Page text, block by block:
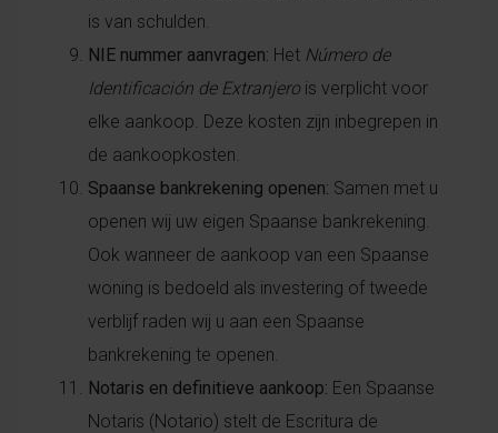
is van schulden.
NIE nummer aanvragen: Het Número de
Identificación de Extranjerois verplicht voor
elke aankoop. Deze kosten zijn inbegrepen in
de aankoopkosten.
Spaanse bankrekening openen: Samen met u
openen wij uw eigen Spaanse bankrekening.
Ook wanneer de aankoop van een Spaanse
woning is bedoeld als investering of tweede
verblijf raden wij u aan een Spaanse
bankrekening te openen.
Notaris en definitieve aankoop: Een Spaanse
Notaris (Notario) stelt de Escritura de